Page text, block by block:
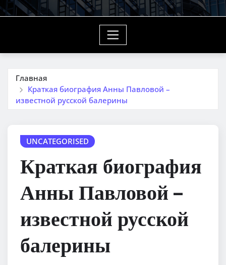
Главная
Краткая биография Анны Павловой –
известной русской балерины
UNCATEGORISED
Краткая биография
Анны Павловой –
известной русской
балерины